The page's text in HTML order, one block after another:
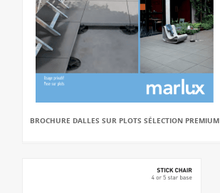
BROCHURE DALLES SUR PLOTS SÉLECTION PREMIUM